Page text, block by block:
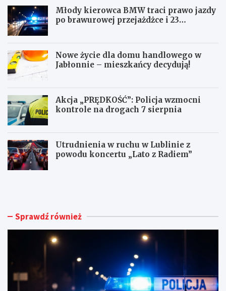
Młody kierowca BMW traci prawo jazdy
po brawurowej przejażdżce i 23
Nowe życie dla domu handlowego w
Jabłonnie – mieszkańcy decydują!
Akcja „PRĘDKOŚĆ”: Policja wzmocni
kontrole na drogach 7 sierpnia
Utrudnienia w ruchu w Lublinie z
powodu koncertu „Lato z Radiem”
M
k
w
N
y Sprawdź również